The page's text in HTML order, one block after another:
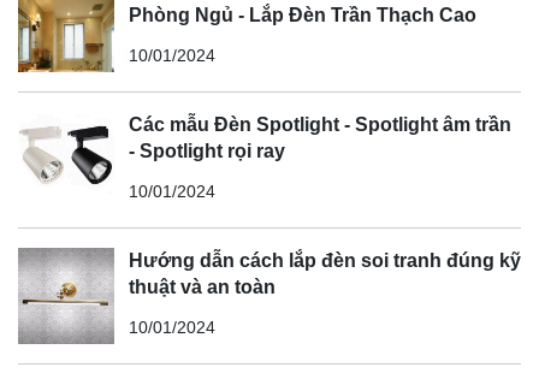
Phòng Ngủ - Lắp Đèn Trần Thạch Cao
10/01/2024
Các mẫu Đèn Spotlight - Spotlight âm trần
- Spotlight rọi ray
10/01/2024
Hướng dẫn cách lắp đèn soi tranh đúng kỹ
thuật và an toàn
10/01/2024